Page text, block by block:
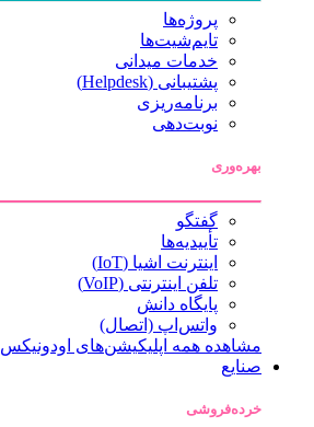
پروژه‌ها
تایم‌شیت‌ها
خدمات میدانی
پشتیبانی (Helpdesk)
برنامه‌ریزی
نوبت‌دهی
بهره‌وری
گفتگو
تأییدیه‌ها
اینترنت اشیا (IoT)
تلفن اینترنتی (VoIP)
پایگاه دانش
واتس‌اپ (اتصال)
مشاهده همه اپلیکیشن‌های اودونیکس
صنایع
خرده‌فروشی